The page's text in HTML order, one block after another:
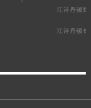
江诗丹顿郑
江诗丹顿长